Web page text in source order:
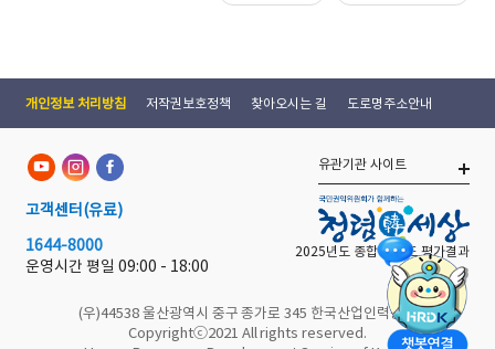
개인정보 처리방침 저작권보호정책 찾아오시는 길 도로명주소안내
고객센터 (유료)
1644-8000
운영시간 평일 09:00 - 18:00
(우)44538 울산광역시 중구 종가로 345 한국산업인력공단
Copyrightⓒ2021 All rights reserved.
유관기관 사이트
2025년도 종합 청렴도 평가결과